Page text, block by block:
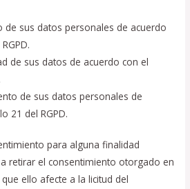
de sus datos personales de acuerdo
de sus datos de acuerdo con el
de sus datos personales de
21 del RGPD.
para alguna finalidad
retirar el consentimiento otorgado en
ello afecte a la licitud del